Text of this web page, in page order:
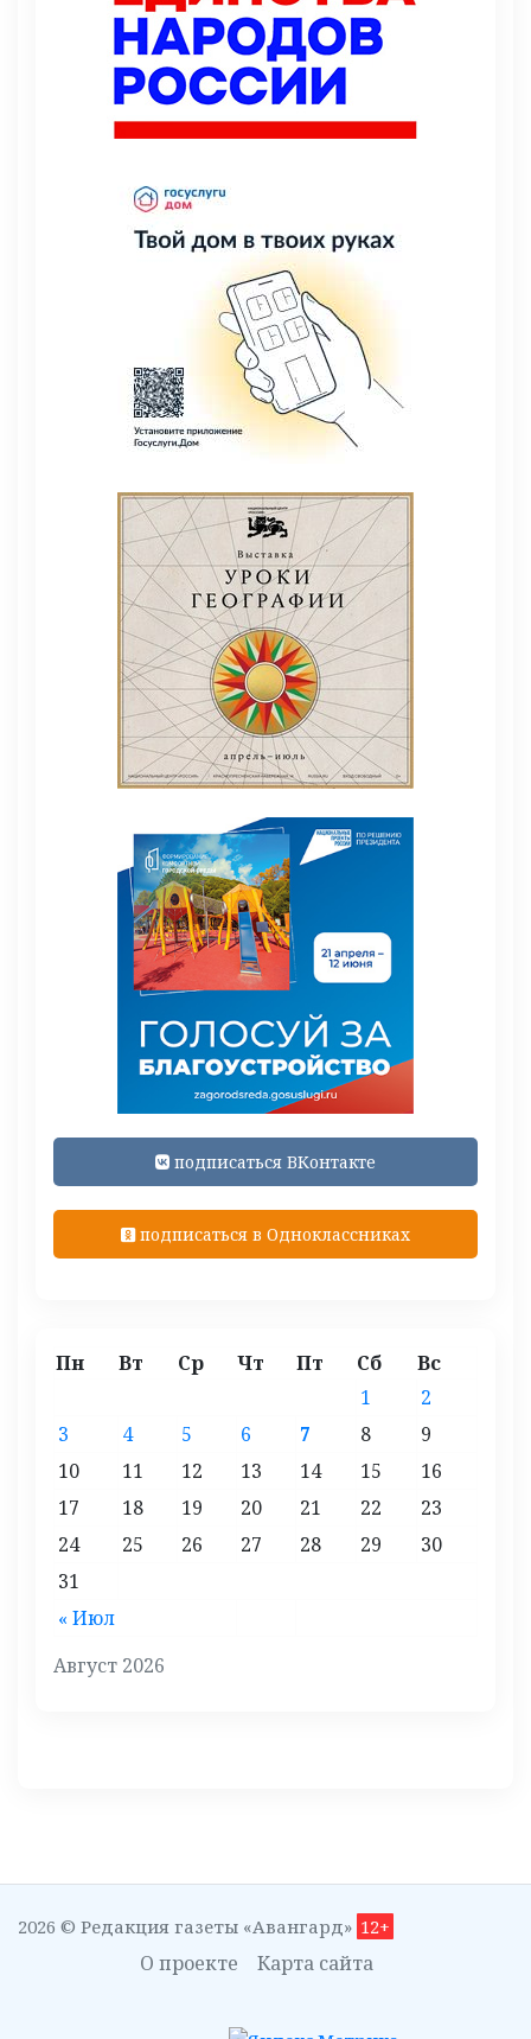
подписаться ВКонтакте
подписаться в Одноклассниках
Август 2026
Пн Вт Ср Чт Пт Сб Вс
« Июл
1
2
3
4 5 6 7 8
9
10
11 12 13 14 15
16
17
18 19 20 21 22
23
24
25 26 27 28 29
30
31
2026 © Редакция газеты «Авангард» 12+
О проекте Карта сайта